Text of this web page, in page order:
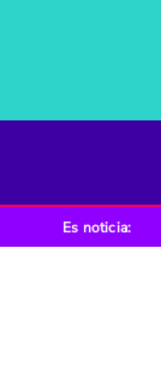
Es noticia: